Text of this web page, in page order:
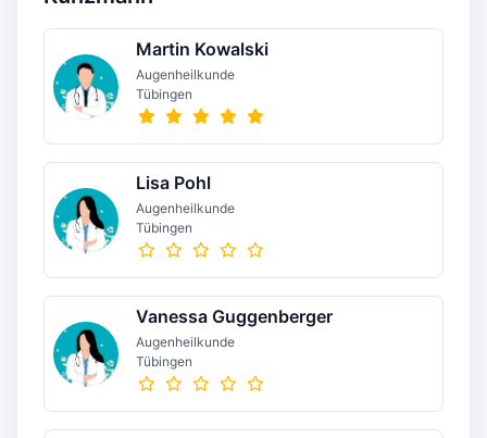
Martin Kowalski
Augenheilkunde
Tübingen
Lisa Pohl
Augenheilkunde
Tübingen
Vanessa Guggenberger
Augenheilkunde
Tübingen